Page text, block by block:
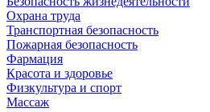
Охрана труда
Транспортная безопасность
Пожарная безопасность
Фармация
Красота и здоровье
Физкультура и спорт
Массаж